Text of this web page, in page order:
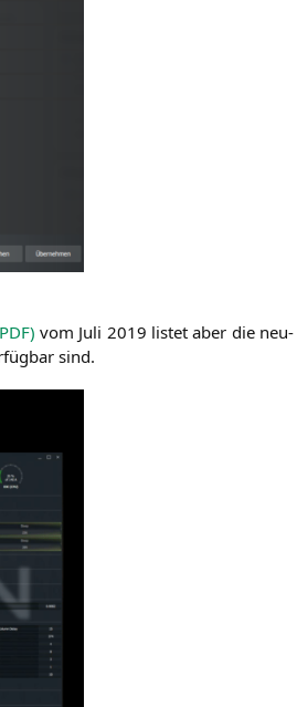
PDF) vom Juli 2019 lis­tet aber die neu­
sind.